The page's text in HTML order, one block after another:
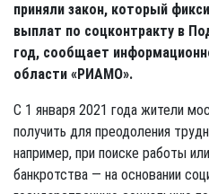
приняли закон, который
выплат по соцконтракту в
год, сообщает
области «РИАМО».
С 1 января 2021 года жители
получить для преодоления
например, при поиске работы
банкротства — на основании